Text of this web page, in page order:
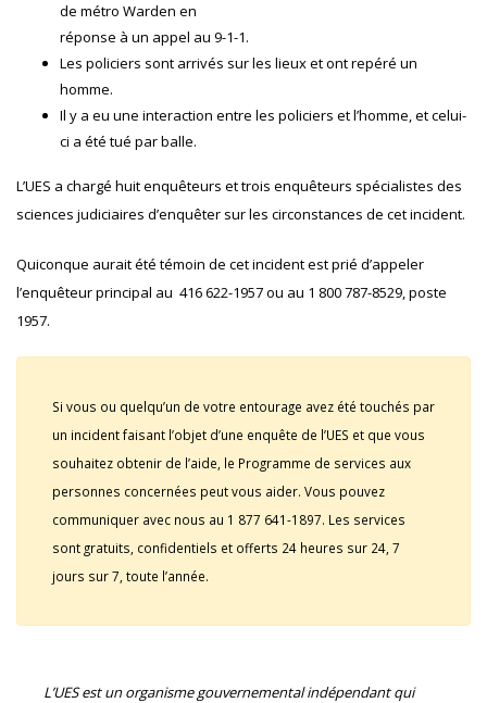
de métro Warden en
réponse à un appel au 9-1-1.
Les policiers sont arrivés sur les lieux et ont repéré un
homme.
Il y a eu une interaction entre les policiers et l’homme, et celui-
ci a été tué par balle.
L’UES a chargé huit enquêteurs et trois enquêteurs spécialistes des
sciences judiciaires d’enquêter sur les circonstances de cet incident.
Quiconque aurait été témoin de cet incident est prié d’appeler
l’enquêteur principal au 416 622-1957 ou au 1 800 787-8529, poste
1957.
Si vous ou quelqu’un de votre entourage avez été touchés par
un incident faisant l’objet d’une enquête de l’UES et que vous
souhaitez obtenir de l’aide, le Programme de services aux
personnes concernées peut vous aider. Vous pouvez
communiquer avec nous au 1 877 641-1897. Les services
sont gratuits, confidentiels et offerts 24 heures sur 24, 7
jours sur 7, toute l’année.
L’UES est un organisme gouvernemental indépendant qui